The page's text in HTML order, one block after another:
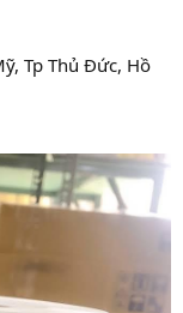
Tp Thủ Đức, Hồ